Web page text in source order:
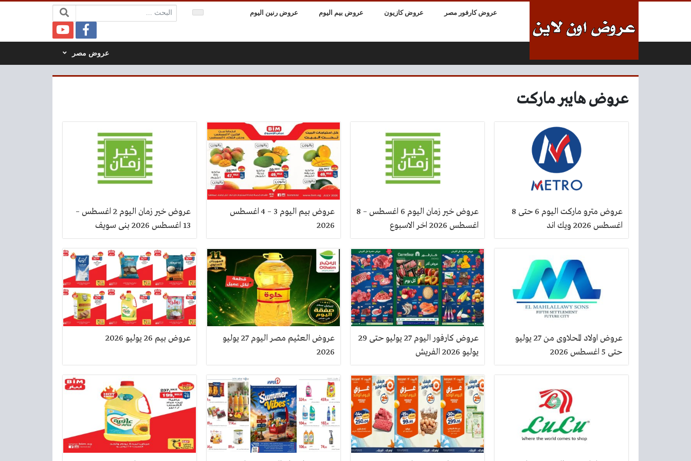
عروض كارفور مصر عروض كازيون عروض بيم اليوم عروض رنين اليوم البحث:
عروض مصر
عروض هايبر ماركت
عروض مترو ماركت اليوم 6 حتى 8
اغسطس 2026 ويك اند
عروض خير زمان اليوم 6 اغسطس – 8
اغسطس 2026 اخر الاسبوع
عروض بيم اليوم 3 – 4 اغسطس
2026
عروض خير زمان اليوم 2 اغسطس –
13 اغسطس 2026 بنى سويف
عروض اولاد المحلاوى من 27 يوليو
حتى 5 اغسطس 2026
عروض كارفور اليوم 27 يوليو حتى 29
يوليو 2026 الفريش
عروض العثيم مصر اليوم 27 يوليو
2026
عروض بيم 26 يوليو 2026